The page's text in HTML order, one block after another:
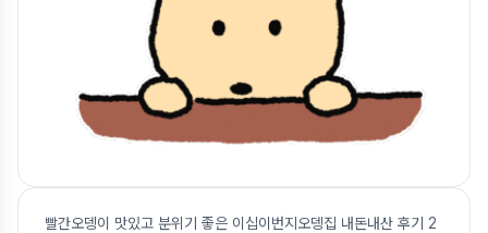
빨간오뎅이 맛있고 분위기 좋은 이십이번지오뎅집 내돈내산 후기 2